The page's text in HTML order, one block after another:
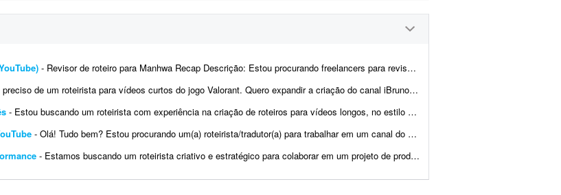
- Revisor de roteiro para Manhwa Recap Descrição: Estou procurando freelancers para revisar roteiros de vídeos de Manhwa Recap. O trabalho será revisar o roteiro j&aacu...
de um roteirista para vídeos curtos do jogo Valorant. Quero expandir a criação do canal iBrunowski - Valorant e, para isso, preciso de ajuda para escrever ...
- Estou buscando um roteirista com experiência na criação de roteiros para vídeos longos, no estilo documental, que aborde assuntos como crimes reais, histórias assu...
- Olá! Tudo bem? Estou procurando um(a) roteirista/tradutor(a) para trabalhar em um canal do YouTube sobre jogos. A maior parte dos roteiros já está pronta em inglês, ent...
- Estamos buscando um roteirista criativo e estratégico para colaborar em um projeto de produção de conteúdo para YouTube, voltado ao nicho de negócios, empreendedo...